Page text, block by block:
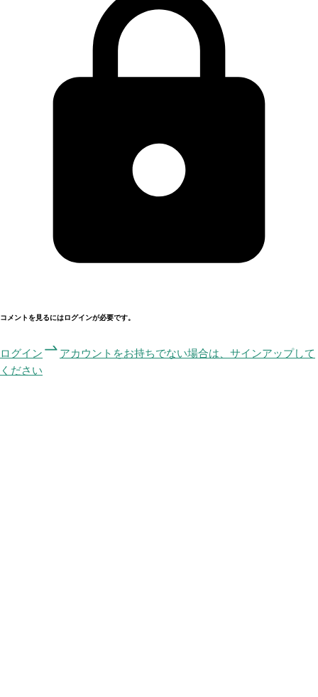
コメントを見るにはログインが必要です。
ログイン
アカウントをお持ちでない場合は、サインアップして
ください